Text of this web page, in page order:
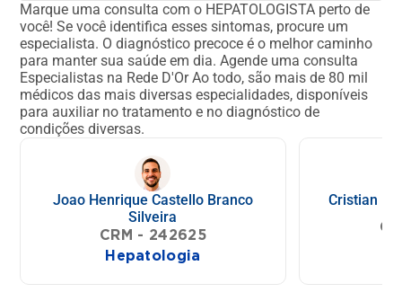
Marque uma consulta com o HEPATOLOGISTA perto de
você!Se você identifica esses sintomas, procure um
especialista. O diagnóstico precoce é o melhor caminho
para manter sua saúde em dia.Agende uma consulta
Especialistas na Rede D'OrAo todo, são mais de 80 mil
médicos das mais diversas especialidades, disponíveis
para auxiliar no tratamento e no diagnóstico de
condições diversas.
Joao Henrique Castello Branco
Silveira
CRM - 242625
Hepatologia
Cristian